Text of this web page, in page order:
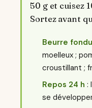
50 g et cuisez
Sortez avant
Beurre
moelleux ;
croustillant ;
Repos 24 h :
se